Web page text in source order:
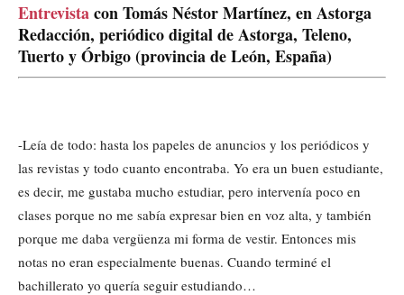
Entrevistacon Tomás Néstor Martínez, en Astorga
Redacción, periódico digital de Astorga, Teleno,
Tuerto y Órbigo (provincia de León, España)
-Leía de todo: hasta los papeles de anuncios y los periódicos y
las revistas y todo cuanto encontraba. Yo era un buen estudiante,
es decir, me gustaba mucho estudiar, pero intervenía poco en
clases porque no me sabía expresar bien en voz alta, y también
porque me daba vergüenza mi forma de vestir. Entonces mis
notas no eran especialmente buenas. Cuando terminé el
bachillerato yo quería seguir estudiando…